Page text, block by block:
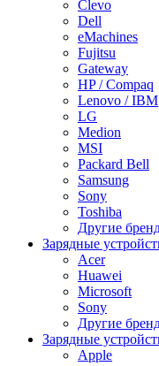
Clevo
Dell
eMachines
Fujitsu
Gateway
HP / Compaq
Lenovo / IBM
LG
Medion
MSI
Packard Bell
Samsung
Sony
Toshiba
Другие
Зарядные
Acer
Huawei
Microsoft
Sony
Другие
Зарядные
Apple